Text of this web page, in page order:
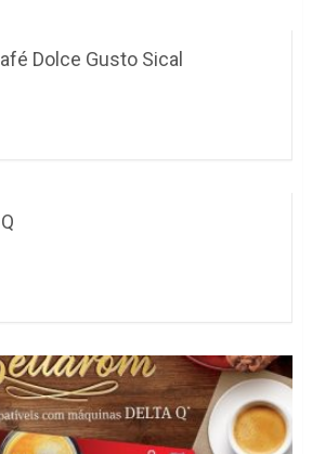
Dolce Gusto Sical